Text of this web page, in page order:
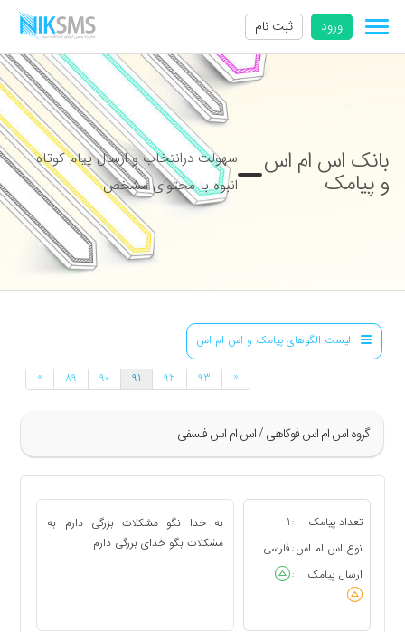
ورود ثبت نام
بانک اس ام اس
و پیامک
سهولت درانتخاب و ارسال پیام کوتاه
انبوه با محتوای مشخص
لیست الگوهای پیامک و اس ام اس
گروه اس ام اس فوکاهی / اس ام اس فلسفی
» 89 90 91 92 93 «
تعداد پیامک :
1
نوع اس ام اس : فارسی
ارسال پیامک
:
به خدا نگو مشکلات بزرگی دارم به
مشکلات بگو خدای بزرگی دارم